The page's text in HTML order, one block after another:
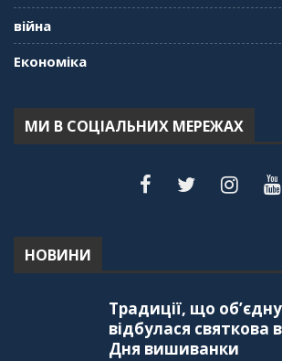
війна
Економіка
МИ В СОЦІАЛЬНИХ МЕРЕЖАХ
НОВИНИ
Традиції, що
відбулася святкова
Дня вишиванки